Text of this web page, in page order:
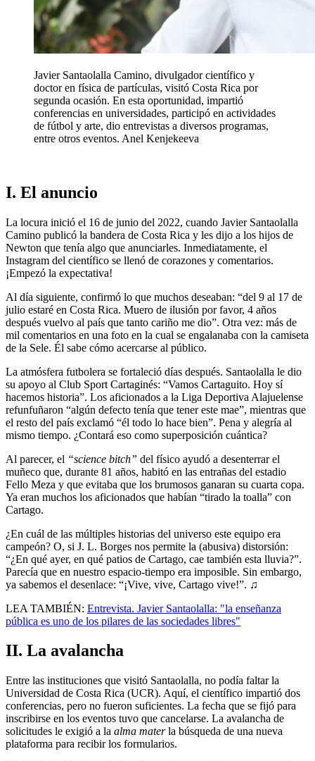
Javier Santaolalla Camino, divulgador científico y
doctor en física de partículas, visitó Costa Rica por
segunda ocasión. En esta oportunidad, impartió
conferencias en universidades, participó en actividades
de fútbol y arte, dio entrevistas a diversos programas,
entre otros eventos. Anel Kenjekeeva
I. El anuncio
La locura inició el 16 de junio del 2022, cuando Javier Santaolalla
Camino publicó la bandera de Costa Rica y les dijo a los hijos de
Newton que tenía algo que anunciarles. Inmediatamente, el
Instagram del científico se llenó de corazones y comentarios.
¡Empezó la expectativa!
Al día siguiente, confirmó lo que muchos deseaban: “del 9 al 17 de
julio estaré en Costa Rica. Muero de ilusión por favor, 4 años
después vuelvo al país que tanto cariño me dio”. Otra vez: más de
mil comentarios en una foto en la cual se engalanaba con la camiseta
de la Sele. Él sabe cómo acercarse al público.
La atmósfera futbolera se fortaleció días después. Santaolalla le dio
su apoyo al Club Sport Cartaginés: “Vamos Cartaguito. Hoy sí
hacemos historia”. Los aficionados a la Liga Deportiva Alajuelense
refunfuñaron “algún defecto tenía que tener este mae”, mientras que
el resto del país exclamó “él todo lo hace bien”. Pena y alegría al
mismo tiempo. ¿Contará eso como superposición cuántica?
Al parecer, el “science bitch” del físico ayudó a desenterrar el
muñeco que, durante 81 años, habitó en las entrañas del estadio
Fello Meza y que evitaba que los brumosos ganaran su cuarta copa.
Ya eran muchos los aficionados que habían “tirado la toalla” con
Cartago.
¿En cuál de las múltiples historias del universo este equipo era
campeón? O, si J. L. Borges nos permite la (abusiva) distorsión:
“¿En qué ayer, en qué patios de Cartago, cae también esta lluvia?”.
Parecía que en nuestro espacio-tiempo era imposible. Sin embargo,
ya sabemos el desenlace: “¡Vive, vive, Cartago vive!”. ♫
LEA TAMBIÉN: Entrevista. Javier Santaolalla: "la enseñanza
pública es uno de los pilares de las sociedades libres"
II. La avalancha
Entre las instituciones que visitó Santaolalla, no podía faltar la
Universidad de Costa Rica (UCR). Aquí, el científico impartió dos
conferencias, pero no fueron suficientes. La fecha que se fijó para
inscribirse en los eventos tuvo que cancelarse. La avalancha de
solicitudes le exigió a la alma materla búsqueda de una nueva
plataforma para recibir los formularios.